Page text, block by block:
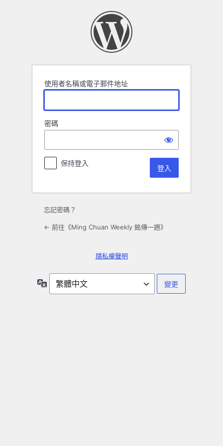
使用者名稱或電子郵件地址
密碼
保持登入
忘記密碼？
← 前往《Ming Chuan Weekly 銘傳一週》
隱私權聲明
言